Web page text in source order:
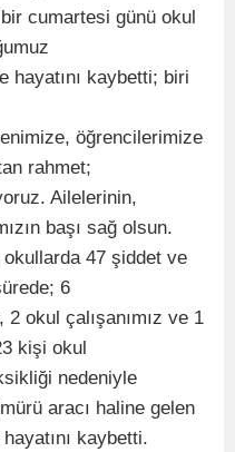
bir cumartesi günü okul
hayatını kaybetti; biri
öğrencilerimize
rahmet;
Ailelerinin,
başı sağ olsun.
okullarda 47 şiddet ve
6
okul çalışanımız ve 1
kişi okul
nedeniyle
aracı haline gelen
kaybetti.